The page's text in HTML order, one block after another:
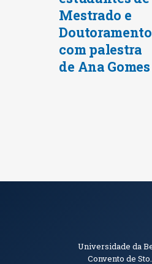
Mestrado e
Doutoramento
com palestra
de Ana Gomes
Informações de
Universidade da
Convento de